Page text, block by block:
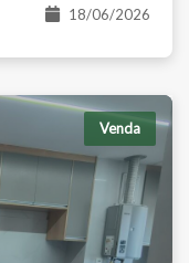
18/06/2026
Venda